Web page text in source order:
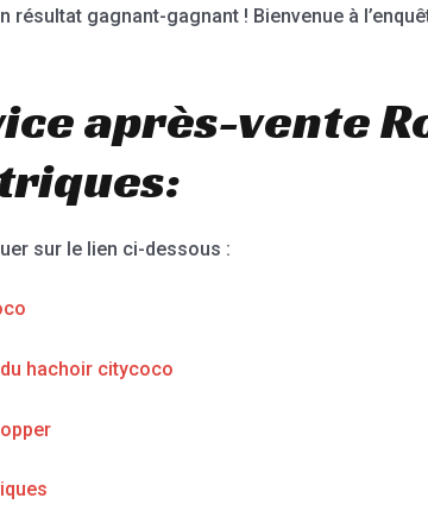
résultat gagnant-gagnant ! Bienvenue à
après-vente
sur le lien ci-dessous :
hachoir citycoco